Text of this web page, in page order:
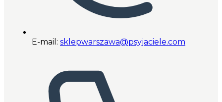
E-mail: sklepwarszawa@psyjaciele.com